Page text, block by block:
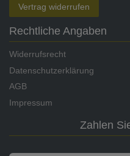
Vertrag widerrufen
Rechtliche Angaben
Widerrufsrecht
Datenschutzerklärung
AGB
Impressum
Zahlen